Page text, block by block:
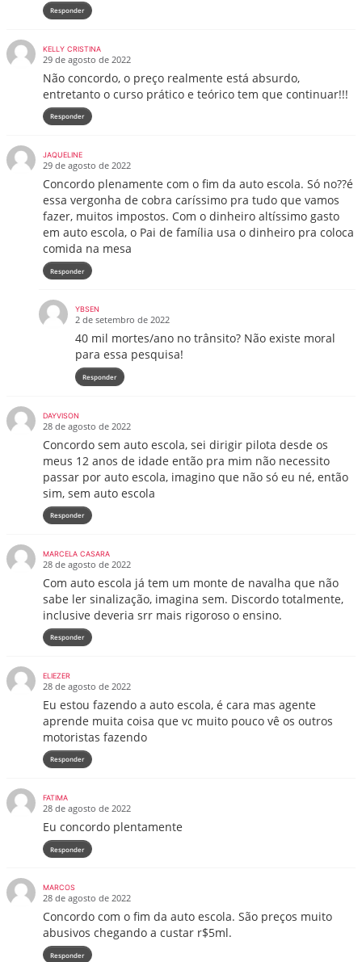
Responder
KELLY CRISTINA
29 de agosto de 2022
Não concordo, o preço realmente está absurdo,
entretanto o curso prático e teórico tem que continuar!!!
Responder
JAQUELINE
29 de agosto de 2022
Concordo plenamente com o fim da auto escola. Só no??é
essa vergonha de cobra caríssimo pra tudo que vamos
fazer, muitos impostos. Com o dinheiro altíssimo gasto
em auto escola, o Pai de família usa o dinheiro pra coloca
comida na mesa
Responder
YBSEN
2 de setembro de 2022
40 mil mortes/ano no trânsito? Não existe moral
para essa pesquisa!
Responder
DAYVISON
28 de agosto de 2022
Concordo sem auto escola, sei dirigir pilota desde os
meus 12 anos de idade então pra mim não necessito
passar por auto escola, imagino que não só eu né, então
sim, sem auto escola
Responder
MARCELA CASARA
28 de agosto de 2022
Com auto escola já tem um monte de navalha que não
sabe ler sinalização, imagina sem. Discordo totalmente,
inclusive deveria srr mais rigoroso o ensino.
Responder
ELIEZER
28 de agosto de 2022
Eu estou fazendo a auto escola, é cara mas agente
aprende muita coisa que vc muito pouco vê os outros
motoristas fazendo
Responder
FATIMA
28 de agosto de 2022
Eu concordo plentamente
Responder
MARCOS
28 de agosto de 2022
Concordo com o fim da auto escola. São preços muito
abusivos chegando a custar r$5ml.
Responder